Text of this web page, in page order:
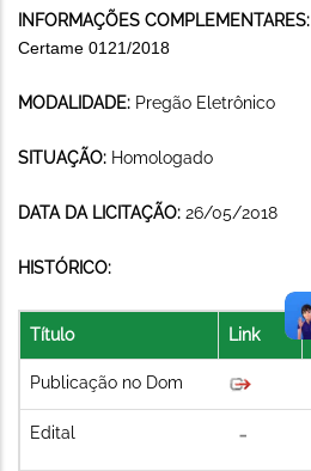
INFORMAÇÕES COMPLEMENTARES:
Certame 0121/2018
MODALIDADE: Pregão Eletrônico
SITUAÇÃO: Homologado
DATA DA LICITAÇÃO: 26/05/2018
HISTÓRICO:
Título Link
Publicação no Dom
Edital